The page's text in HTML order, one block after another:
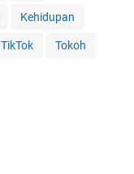
Kehidupan
TikTok Tokoh